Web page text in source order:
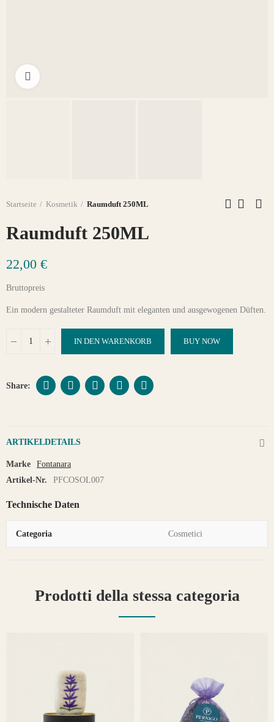
Startseite Kosmetik Raumduft 250ML
Raumduft 250ML
22,00 €
Bruttopreis
Ein modern gestalteter Raumduft mit eleganten und ausgewogenen Düften.
IN DEN WARENKORB BUY NOW
ARTIKELDETAILS
Marke
Fontanara
Artikel-Nr.
PFCOSOL007
Technische Daten
Categoria Cosmetici
Prodotti della stessa categoria